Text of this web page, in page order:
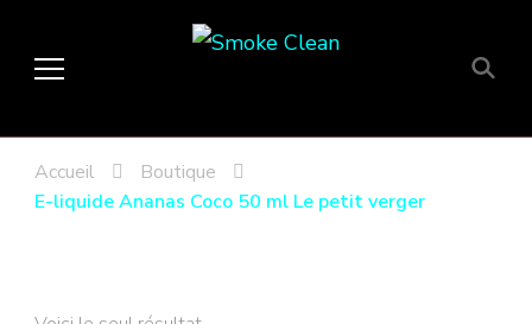
Smoke Clean
Accueil
Boutique
E-liquide Ananas Coco 50 ml Le petit verger